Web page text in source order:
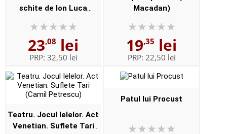
schite de Ion Luca
23,08 lei
PRP: 32,50 lei
Macadan)
19,35 lei
PRP: 22,50 lei
Teatru. Jocul Ielelor. Act
Venetian. Suflete Tari
Patul lui Procust